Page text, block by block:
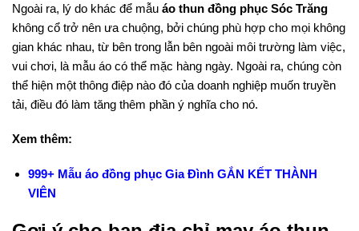
Ngoài ra, lý do khác để mẫu áo thun đồng phục Sóc Trăng
không cổ trở nên ưa chuộng, bởi chúng phù hợp cho mọi không
gian khác nhau, từ bên trong lẫn bên ngoài môi trường làm việc,
vui chơi, là mẫu áo có thể mặc hàng ngày. Ngoài ra, chúng còn
thể hiện một thông điệp nào đó của doanh nghiệp muốn truyền
tải, điều đó làm tăng thêm phần ý nghĩa cho nó.
Xem thêm:
999+ Mẫu áo đồng phục Gia Đình GẮN KẾT THÀNH
VIÊN